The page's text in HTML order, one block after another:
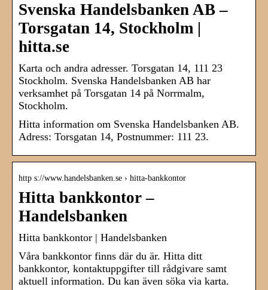
Svenska Handelsbanken AB –
Torsgatan 14, Stockholm |
hitta.se
Karta och andra adresser. Torsgatan 14, 111 23
Stockholm. Svenska Handelsbanken AB har
verksamhet på Torsgatan 14 på Norrmalm,
Stockholm.
Hitta information om Svenska Handelsbanken AB.
Adress: Torsgatan 14, Postnummer: 111 23.
http s://www.handelsbanken.se › hitta-bankkontor
Hitta bankkontor –
Handelsbanken
Hitta bankkontor | Handelsbanken
Våra bankkontor finns där du är. Hitta ditt
bankkontor, kontaktuppgifter till rådgivare samt
aktuell information. Du kan även söka via karta.